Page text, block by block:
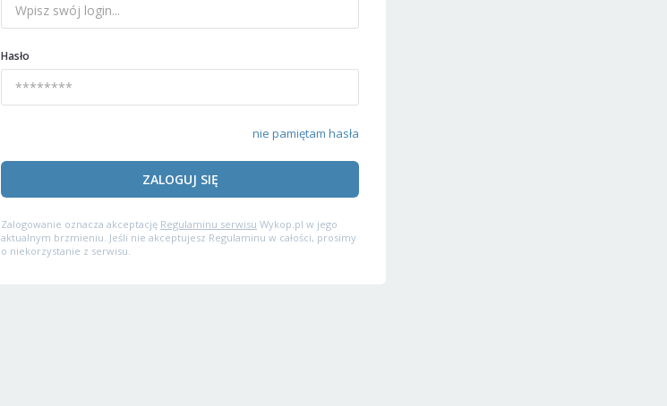
Hasło
nie pamiętam hasła
ZALOGUJ SIĘ
Zalogowanie oznacza akceptację Regulaminu serwisu Wykop.pl w jego
aktualnym brzmieniu. Jeśli nie akceptujesz Regulaminu w całości, prosimy
o niekorzystanie z serwisu.